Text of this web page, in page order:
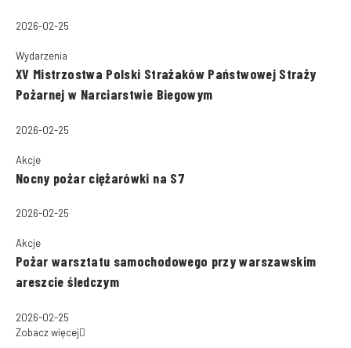
2026-02-25
Wydarzenia
XV Mistrzostwa Polski Strażaków Państwowej Straży
Pożarnej w Narciarstwie Biegowym
2026-02-25
Akcje
Nocny pożar ciężarówki na S7
2026-02-25
Akcje
Pożar warsztatu samochodowego przy warszawskim
areszcie śledczym
2026-02-25
Zobacz więcej